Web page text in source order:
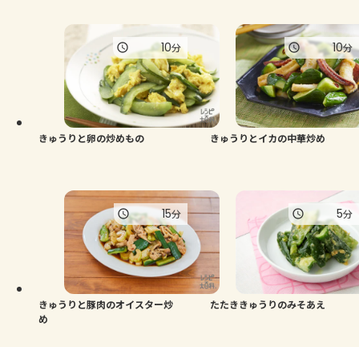
きゅうりと卵の炒めもの
10分
きゅうりとイカの中華炒め
10分
きゅうりと豚肉のオイスター炒
め
15分
たたききゅうりのみそあえ
5分